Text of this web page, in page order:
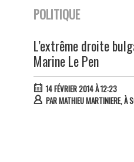
POLITIQUE
L’extrême droite
Marine Le Pen
14 FÉVRIER 2014 À 12:23
PARMATHIEU MARTINIERE, À